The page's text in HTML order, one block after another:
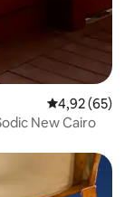
Средна
4,92 (65)
New Cairo